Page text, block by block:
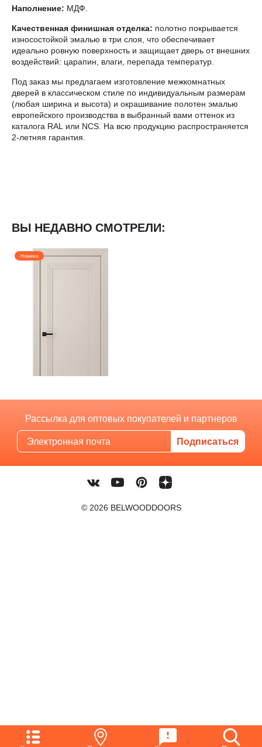
Наполнение: МДФ.
Качественная финишная отделка: полотно покрывается
износостойкой эмалью в три слоя, что обеспечивает
идеально ровную поверхность и защищает дверь от внешних
воздействий: царапин, влаги, перепада температур.
Под заказ мы предлагаем изготовление межкомнатных
дверей в классическом стиле по индивидуальным размерам
(любая ширина и высота) и окрашивание полотен эмалью
европейского производства в выбранный вами оттенок из
каталога RAL или NCS. На всю продукцию распространяется
2-летняя гарантия.
ВЫ НЕДАВНО СМОТРЕЛИ:
Новинка
Рассылка для оптовых покупателей и партнеров
© 2026 BELWOODDOORS